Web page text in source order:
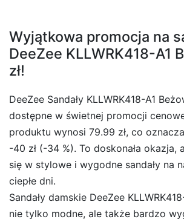
Wyjątkowa promocja na
DeeZee KLLWRK418-A1
zł!
DeeZee Sandały KLLWRK418-A1
dostępne w świetnej promocji
produktu wynosi 79.99 zł, co
-40 zł (-34 %). To doskonała okazja,
się w stylowe i wygodne sandały na
ciepłe dni.
Sandały damskie DeeZee
nie tylko modne, ale także bardzo